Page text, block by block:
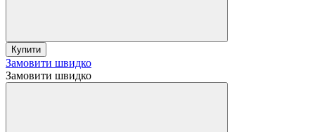
Купити
Замовити швидко
Замовити швидко